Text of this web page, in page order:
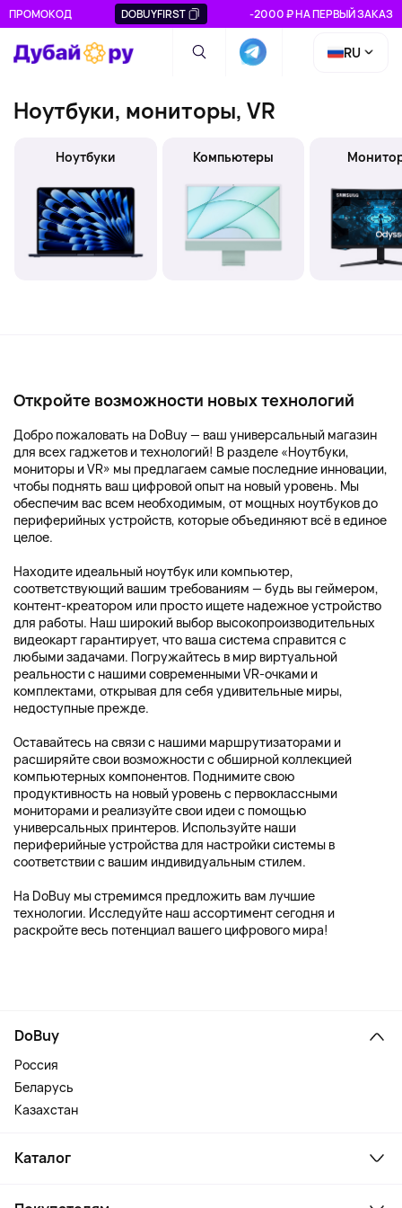
ПРОМОКОД DOBUYFIRST -2000 ₽ НА ПЕРВЫЙ ЗАКАЗ
RU
Ноутбуки, мониторы, VR
Ноутбуки Компьютеры
Откройте возможности новых технологий
Добро пожаловать на DoBuy — ваш универсальный магазин
для всех гаджетов и технологий! В разделе «Ноутбуки,
мониторы и VR» мы предлагаем самые последние инновации,
чтобы поднять ваш цифровой опыт на новый уровень. Мы
обеспечим вас всем необходимым, от мощных ноутбуков до
периферийных устройств, которые объединяют всё в единое
целое.
Находите идеальный ноутбук или компьютер,
соответствующий вашим требованиям — будь вы геймером,
контент-креатором или просто ищете надежное устройство
для работы. Наш широкий выбор высокопроизводительных
видеокарт гарантирует, что ваша система справится с
любыми задачами. Погружайтесь в мир виртуальной
реальности с нашими современными VR-очками и
комплектами, открывая для себя удивительные миры,
недоступные прежде.
Оставайтесь на связи с нашими маршрутизаторами и
расширяйте свои возможности с обширной коллекцией
компьютерных компонентов. Поднимите свою
продуктивность на новый уровень с первоклассными
мониторами и реализуйте свои идеи с помощью
универсальных принтеров. Используйте наши
периферийные устройства для настройки системы в
соответствии с вашим индивидуальным стилем.
На DoBuy мы стремимся предложить вам лучшие
технологии. Исследуйте наш ассортимент сегодня и
раскройте весь потенциал вашего цифрового мира!
DoBuy
Россия
Беларусь
Казахстан
Каталог